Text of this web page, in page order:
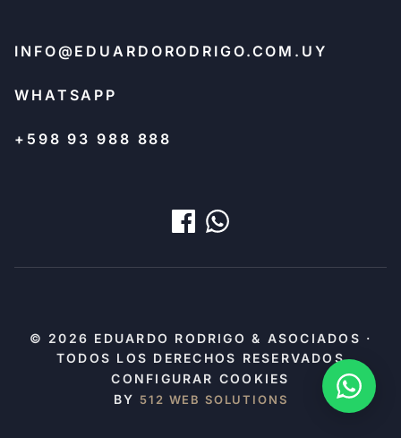
INFO@EDUARDORODRIGO.COM.UY
WHATSAPP
+598 93 988 888
© 2026 EDUARDO RODRIGO & ASOCIADOS ·
TODOS LOS DERECHOS RESERVADOS
CONFIGURAR COOKIES
BY512 WEB SOLUTIONS